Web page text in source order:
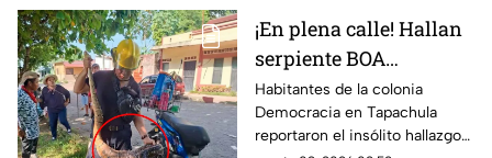
¡En plena calle! Hallan
serpiente BOA
constrictor en
Tapachula, Chiapas
Habitantes de la colonia
Democracia en Tapachula
reportaron el insólito hallazgo